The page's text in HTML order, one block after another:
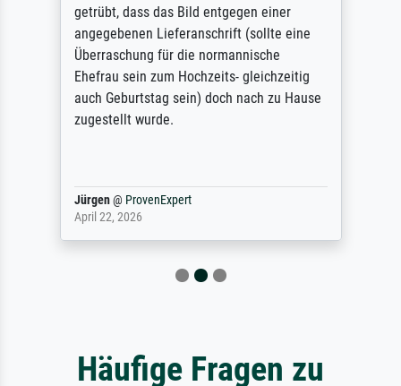
getrübt, dass das Bild entgegen einer
angegebenen Lieferanschrift (sollte eine
Überraschung für die normannische
Ehefrau sein zum Hochzeits- gleichzeitig
auch Geburtstag sein) doch nach zu Hause
zugestellt wurde.
Jürgen@ ProvenExpert
April 22, 2026
Häufige Fragen zu